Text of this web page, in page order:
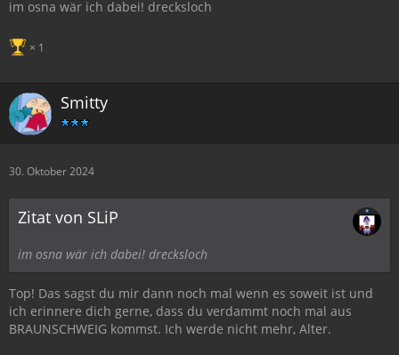
im osna wär ich dabei! drecksloch
1
Smitty
30. Oktober 2024
Zitat von SLiP
im osna wär ich dabei! drecksloch
Top! Das sagst du mir dann noch mal wenn es soweit ist und
ich erinnere dich gerne, dass du verdammt noch mal aus
BRAUNSCHWEIG kommst. Ich werde nicht mehr, Alter.